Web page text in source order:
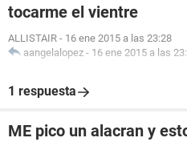
tocarme el vientre
ALLISTAIR - 16 ene 2015 a las 23:28
aangelalopez - 16 ene 2015 a las
1 respuesta
ME pico un alacran y